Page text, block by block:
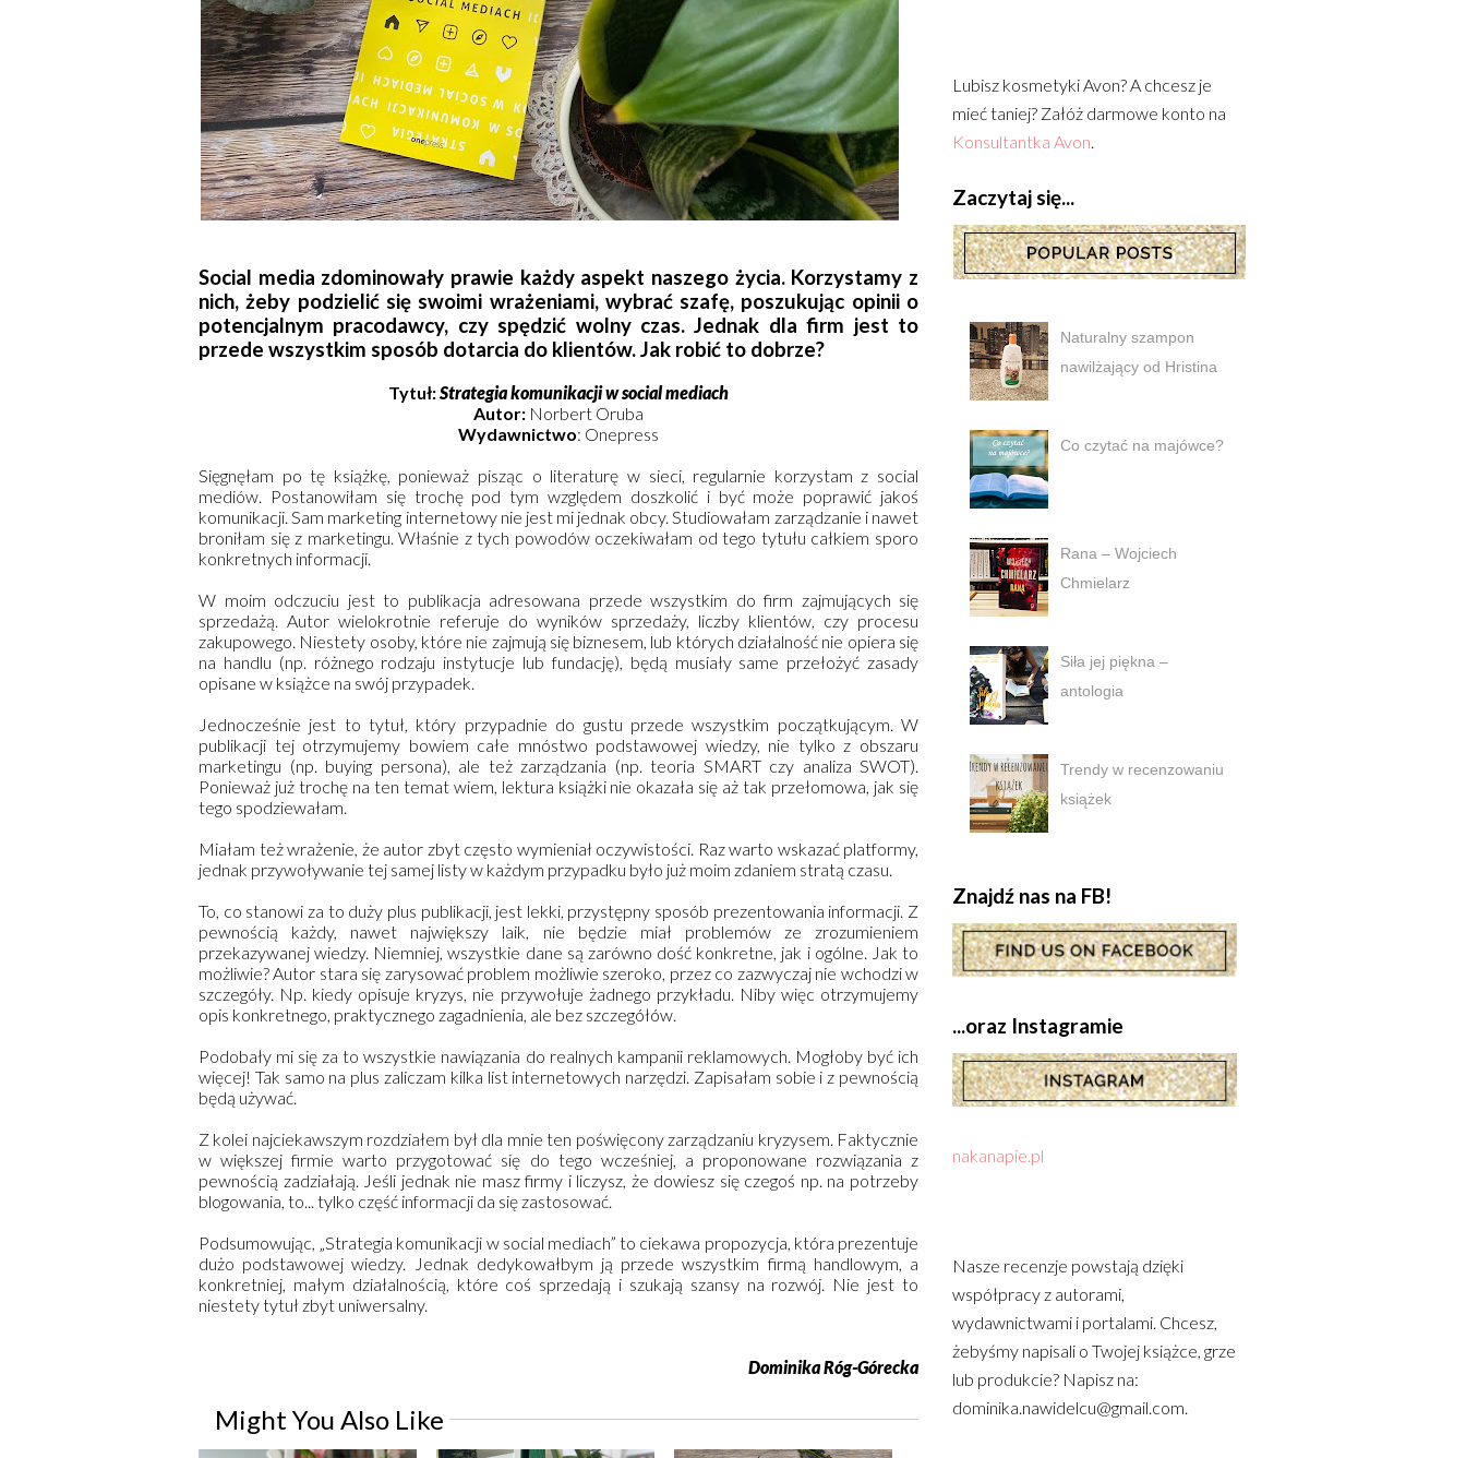
Social media zdominowały prawie każdy aspekt naszego życia. Korzystamy z
nich, żeby podzielić się swoimi wrażeniami, wybrać szafę, poszukując opinii o
potencjalnym pracodawcy, czy spędzić wolny czas. Jednak dla firm jest to
przede wszystkim sposób dotarcia do klientów. Jak robić to dobrze?
Tytuł:Strategia komunikacji w social mediach
Autor: Norbert Oruba
Wydawnictwo: Onepress
Sięgnęłam po tę książkę, ponieważ pisząc o literaturę w sieci, regularnie korzystam z social
mediów. Postanowiłam się trochę pod tym względem doszkolić i być może poprawić jakoś
komunikacji. Sam marketing internetowy nie jest mi jednak obcy. Studiowałam zarządzanie i nawet
broniłam się z marketingu. Właśnie z tych powodów oczekiwałam od tego tytułu całkiem sporo
konkretnych informacji.
W moim odczuciu jest to publikacja adresowana przede wszystkim do firm zajmujących się
sprzedażą. Autor wielokrotnie referuje do wyników sprzedaży, liczby klientów, czy procesu
zakupowego. Niestety osoby, które nie zajmują się biznesem, lub których działalność nie opiera się
na handlu (np. różnego rodzaju instytucje lub fundację), będą musiały same przełożyć zasady
opisane w książce na swój przypadek.
Jednocześnie jest to tytuł, który przypadnie do gustu przede wszystkim początkującym. W
publikacji tej otrzymujemy bowiem całe mnóstwo podstawowej wiedzy, nie tylko z obszaru
marketingu (np. buying persona), ale też zarządzania (np. teoria SMART czy analiza SWOT).
Ponieważ już trochę na ten temat wiem, lektura książki nie okazała się aż tak przełomowa, jak się
tego spodziewałam.
Miałam też wrażenie, że autor zbyt często wymieniał oczywistości. Raz warto wskazać platformy,
jednak przywoływanie tej samej listy w każdym przypadku było już moim zdaniem stratą czasu.
To, co stanowi za to duży plus publikacji, jest lekki, przystępny sposób prezentowania informacji. Z
pewnością każdy, nawet największy laik, nie będzie miał problemów ze zrozumieniem
przekazywanej wiedzy. Niemniej, wszystkie dane są zarówno dość konkretne, jak i ogólne. Jak to
możliwie? Autor stara się zarysować problem możliwie szeroko, przez co zazwyczaj nie wchodzi w
szczegóły. Np. kiedy opisuje kryzys, nie przywołuje żadnego przykładu. Niby więc otrzymujemy
opis konkretnego, praktycznego zagadnienia, ale bez szczegółów.
Podobały mi się za to wszystkie nawiązania do realnych kampanii reklamowych. Mogłoby być ich
więcej! Tak samo na plus zaliczam kilka list internetowych narzędzi. Zapisałam sobie i z pewnością
będą używać.
Z kolei najciekawszym rozdziałem był dla mnie ten poświęcony zarządzaniu kryzysem. Faktycznie
w większej firmie warto przygotować się do tego wcześniej, a proponowane rozwiązania z
pewnością zadziałają. Jeśli jednak nie masz firmy i liczysz, że dowiesz się czegoś np. na potrzeby
blogowania, to... tylko część informacji da się zastosować.
Podsumowując, „Strategia komunikacji w social mediach” to ciekawa propozycja, która prezentuje
dużo podstawowej wiedzy. Jednak dedykowałbym ją przede wszystkim firmą handlowym, a
konkretniej, małym działalnością, które coś sprzedają i szukają szansy na rozwój. Nie jest to
niestety tytuł zbyt uniwersalny.
Dominika Róg-Górecka
Might You Also Like
Lubisz kosmetyki Avon? A chcesz je
mieć taniej? Załóż darmowe konto na
Konsultantka Avon.
Zaczytaj się...
Naturalny szampon
nawilżający od Hristina
Co czytać na majówce?
Rana – Wojciech
Chmielarz
Siła jej piękna –
antologia
Trendy w recenzowaniu
książek
Znajdź nas na FB!
...oraz Instagramie
nakanapie.pl
Nasze recenzje powstają dzięki
współpracy z autorami,
wydawnictwami i portalami. Chcesz,
żebyśmy napisali o Twojej książce, grze
lub produkcie? Napisz na:
dominika.nawidelcu@gmail.com.